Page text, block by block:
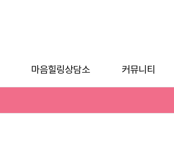
마음힐링상담소 커뮤니티